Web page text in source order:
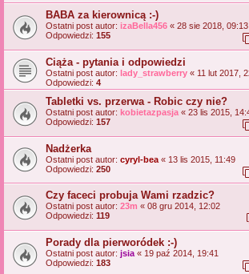
BABA za kierownicą :-)
Ostatni post autor: izaBella456 « 28 sie 2018, 09:13
Odpowiedzi: 155
Ciąża - pytania i odpowiedzi
Ostatni post autor: lady_strawberry « 11 lut 2017,
Odpowiedzi: 4
Tabletki vs. przerwa - Robic czy nie?
Ostatni post autor: kobietazpasja « 23 lis 2015,
Odpowiedzi: 157
Nadżerka
Ostatni post autor: cyryl-bea « 13 lis 2015, 11:49
Odpowiedzi: 250
Czy faceci probuja Wami rzadzic?
Ostatni post autor: 23m « 08 gru 2014, 12:02
Odpowiedzi: 119
Porady dla pierworódek :-)
Ostatni post autor: jsia « 19 paź 2014, 19:41
Odpowiedzi: 183